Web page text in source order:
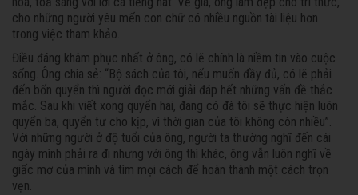
cho những người yêu mến con chữ có nhiều nguồn tài liệu hơn
trong việc tham khảo.
Điều đáng khâm phục nhất ở ông, có lẽ chính là niềm tin vào cuộc
sống. Ông chia sẻ: “Bộ sách của tôi, nếu muốn đầy đủ, có lẽ phải
đến bốn quyển thì người đọc mới giải đáp hết những vấn đề thắc
mắc. Sau khi viết xong quyển hai, đang có đà tôi sẽ thực hiện luôn
quyển ba, quyển tư cho kịp, vì thời gian của tôi không còn nhiều”.
Với những người ở độ tuổi của ông, người ta thường nghĩ đến cái
ngày mình phải ra đi nhưng với ông thì khác, ông vẫn luôn nghĩ về
giấc mơ của mình và tìm mọi cách để hoàn thành một cách trọn
vẹn.